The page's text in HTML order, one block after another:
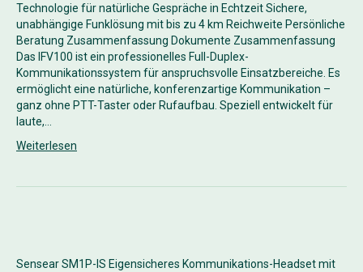
Technologie für natürliche Gespräche in Echtzeit Sichere,
unabhängige Funklösung mit bis zu 4 km Reichweite Persönliche
Beratung Zusammenfassung Dokumente Zusammenfassung
Das IFV100 ist ein professionelles Full-Duplex-
Kommunikationssystem für anspruchsvolle Einsatzbereiche. Es
ermöglicht eine natürliche, konferenzartige Kommunikation –
ganz ohne PTT-Taster oder Rufaufbau. Speziell entwickelt für
laute,…
Weiterlesen
Sensear SM1P-IS Eigensicheres Kommunikations-Headset mit